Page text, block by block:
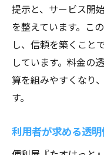
提示と、サービス開
を整えています。こ
し、信頼を築くこと
しています。料金の
算を組みやすくなり
す。
利用者が求める透